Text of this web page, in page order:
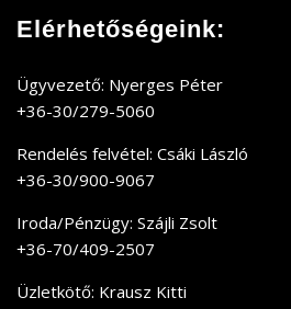
Elérhetőségeink:
Ügyvezető: Nyerges Péter
+36-30/279-5060
Rendelés felvétel: Csáki László
+36-30/900-9067
Iroda/Pénzügy: Szájli Zsolt
+36-70/409-2507
Üzletkötő: Krausz Kitti